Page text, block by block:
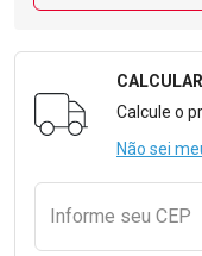
Formulário
Calcule o
Não sei
Informe seu CEP